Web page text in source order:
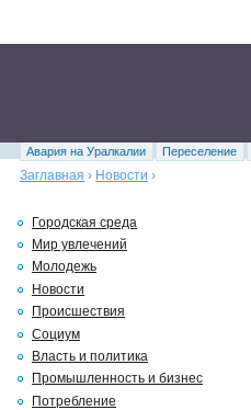
Авария на Уралкалии Переселение
Заглавная › Новости ›
Городская среда
Мир увлечений
Молодежь
Новости
Происшествия
Социум
Власть и политика
Промышленность и бизнес
Потребление